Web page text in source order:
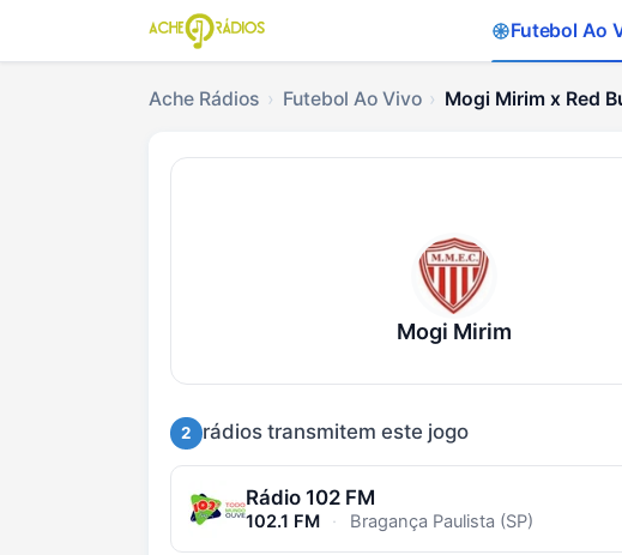
Futebol Ao
Ache Rádios Futebol Ao Vivo Mogi Mirim x Red
Ouvir Mogi Mirim x Red
Mogi Mirim
2 rádios transmitem este jogo
Rádio 102 FM
102.1 FM · Bragança Paulista (SP)